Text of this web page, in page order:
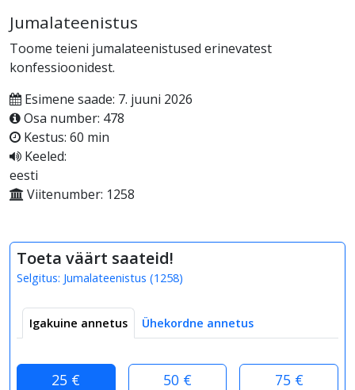
Jumalateenistus
Toome teieni jumalateenistused erinevatest
konfessioonidest.
Esimene saade: 7. juuni 2026
Osa number: 478
Kestus: 60 min
Keeled:
eesti
Viitenumber: 1258
Toeta väärt saateid!
Selgitus: Jumalateenistus (1258)
Igakuine annetus Ühekordne annetus
25 € 50 € 75 €